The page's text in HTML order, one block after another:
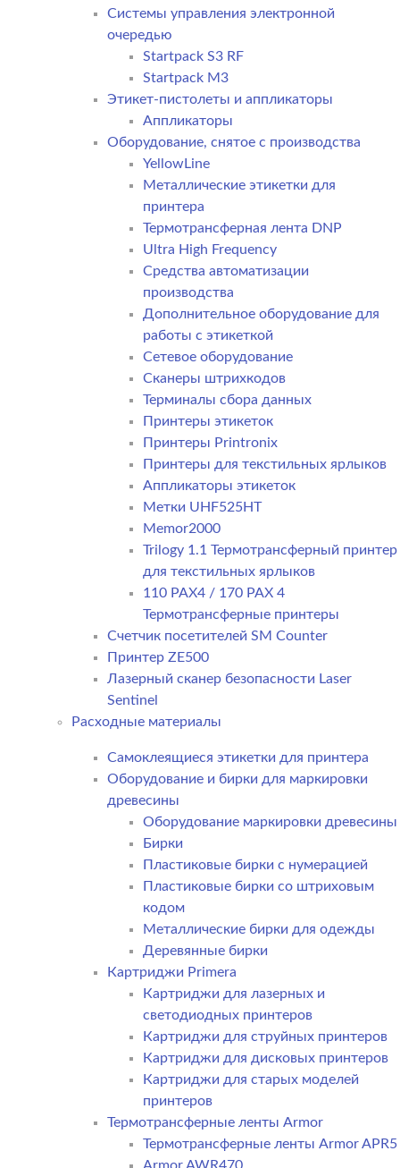
Системы управления электронной
очередью
Startpack S3 RF
Startpack M3
Этикет-пистолеты и аппликаторы
Аппликаторы
Оборудование, снятое с производства
YellowLine
Металлические этикетки для
принтера
Термотрансферная лента DNP
Ultra High Frequency
Средства автоматизации
производства
Дополнительное оборудование для
работы с этикеткой
Сетевое оборудование
Сканеры штрихкодов
Терминалы сбора данных
Принтеры этикеток
Принтеры Printronix
Принтеры для текстильных ярлыков
Аппликаторы этикеток
Метки UHF525HT
Memor2000
Trilogy 1.1 Термотрансферный принтер
для текстильных ярлыков
110 PAX4 / 170 PAX 4
Термотрансферные принтеры
Счетчик посетителей SM Counter
Принтер ZE500
Лазерный сканер безопасности Laser
Sentinel
Расходные материалы
Самоклеящиеся этикетки для принтера
Оборудование и бирки для маркировки
древесины
Оборудование маркировки древесины
Бирки
Пластиковые бирки с нумерацией
Пластиковые бирки со штриховым
кодом
Металлические бирки для одежды
Деревянные бирки
Картриджи Primera
Картриджи для лазерных и
светодиодных принтеров
Картриджи для струйных принтеров
Картриджи для дисковых принтеров
Картриджи для старых моделей
принтеров
Термотрансферные ленты Armor
Термотрансферные ленты Armor APR5